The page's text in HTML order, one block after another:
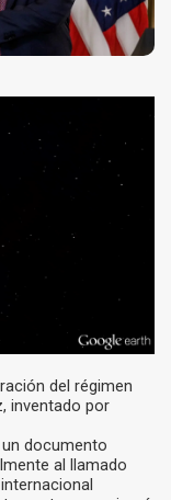
del régimen
inventado por
documento
al llamado